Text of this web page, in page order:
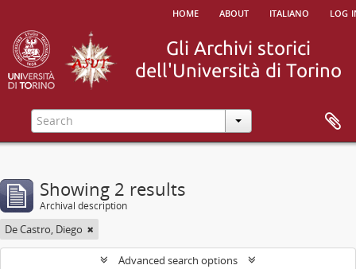
home about italiano log
Showing 2 results
Archival description
De Castro, Diego
Advanced search options